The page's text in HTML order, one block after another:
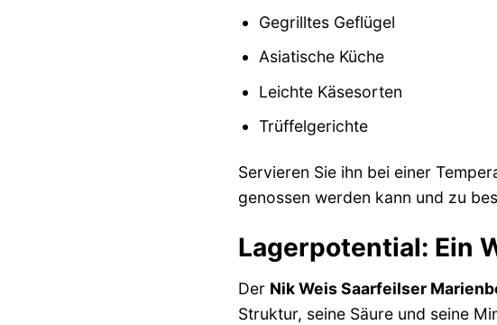
Gegrilltes Geflügel
Asiatische Küche
Leichte Käsesorten
Trüffelgerichte
Servieren Sie ihn bei einer
genossen werden kann und zu
Lagerpotential: Ein
Der Nik Weis Saarfeilser
Struktur, seine Säure und seine